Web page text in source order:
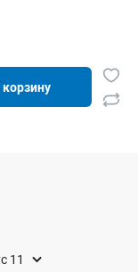
корзину
11